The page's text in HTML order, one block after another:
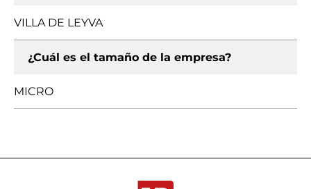
VILLA DE LEYVA
¿Cuál es el tamaño de la empresa?
MICRO